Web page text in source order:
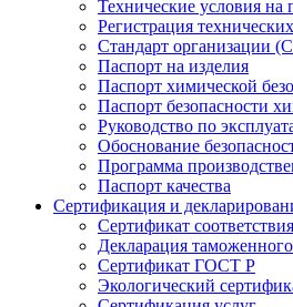
Технические условия
Регистрация
Стандарт организации
Паспорт на изделия
Паспорт химической
Паспорт безопасности
Руководство по
Обоснование
Программа
Паспорт качества
Сертификация и
Сертификат
Декларация
Сертификат ГОСТ Р
Экологический